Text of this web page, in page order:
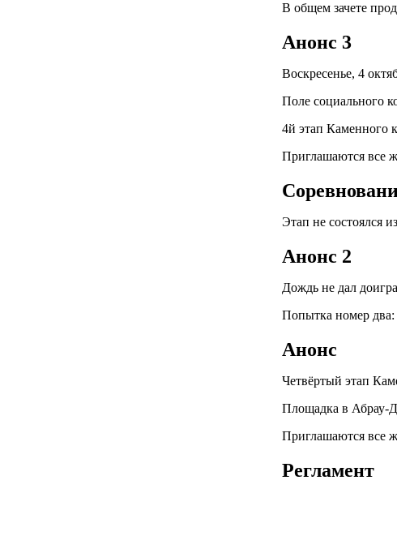
В общем зачете
Анонс 3
Воскресенье, 4
Поле социального
4й этап Каменного
Приглашаются все
Этап не состоялся
Анонс 2
Дождь не дал
Попытка номер два:
Анонс
Четвёртый этап
Площадка в Абрау-
Приглашаются все
Регламент